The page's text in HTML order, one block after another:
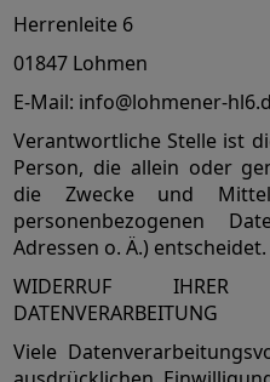
Herrenleite 6
01847 Lohmen
E-Mail: info@lohmener-
Verantwortliche Stelle ist
Person, die allein oder
die Zwecke und
personenbezogenen
Adressen o. Ä.) entscheidet.
WIDERRUF IHRER
DATENVERARBEITUNG
Viele